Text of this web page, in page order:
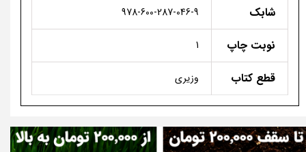
شابک 978-600-287-046-9
نوبت چاپ 1
قطع کتاب وزیری